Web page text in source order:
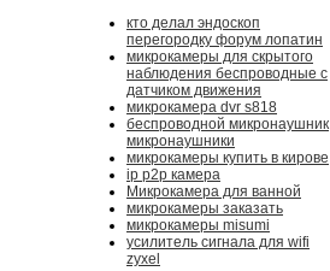
кто делал эндоскоп
перегородку форум лопатин
микрокамеры для скрытого
наблюдения беспроводные с
датчиком движения
микрокамера dvr s818
беспроводной микронаушник
микронаушники
микрокамеры купить в кирове
ip p2p камера
Микрокамера для ванной
микрокамеры заказать
микрокамеры misumi
усилитель сигнала для wifi
zyxel